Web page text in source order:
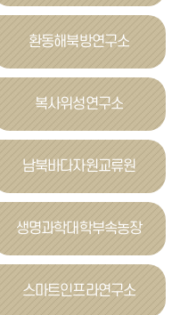
환동해북방연구소
복사위성연구소
남북바다자원교류원
생명과학대학부속농장
스마트인프라연구소